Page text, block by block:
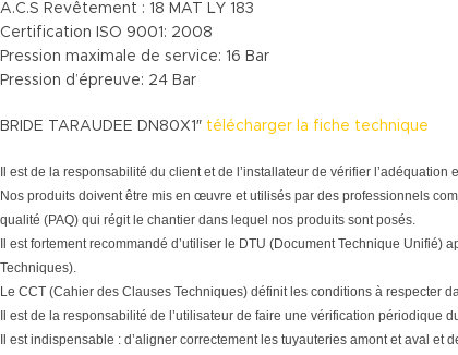
A.C.S Revêtement : 18 MAT LY 183
Certification ISO 9001: 2008
Pression maximale de service: 16 Bar
Pression d’épreuve: 24 Bar
BRIDE TARAUDEE DN80X1″ télécharger la fiche technique
Il est de la responsabilité du client et de l’installateur de vérifier
Nos produits doivent être mis en œuvre et utilisés par des professionnels
qualité (PAQ) qui régit le chantier dans lequel nos produits sont posés.
Il est fortement recommandé d’utiliser le DTU (Document Technique
Techniques).
Le CCT (Cahier des Clauses Techniques) définit les conditions à respecter
Il est de la responsabilité de l’utilisateur de faire une vérification
Il est indispensable : d’aligner correctement les tuyauteries amont et aval